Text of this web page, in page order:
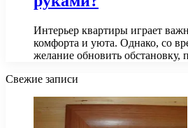
Интерьер квартиры играет
комфорта и уюта. Однако, со
желание обновить
Свежие записи